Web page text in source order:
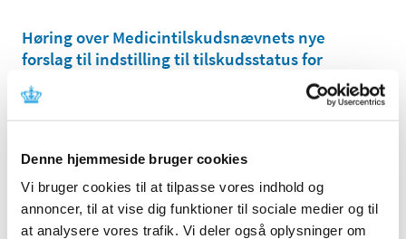
Denne hjemmeside bruger cookies
Vi bruger cookies til at tilpasse vores indhold og
annoncer, til at vise dig funktioner til sociale medier og til
at analysere vores trafik. Vi deler også oplysninger om
Høring over Medicintilskuds­nævnets nye
forslag til indstilling til tilskudsstatus for
lægemidler mod diabetes
|8. januar 2013
Forrige 1 2 3